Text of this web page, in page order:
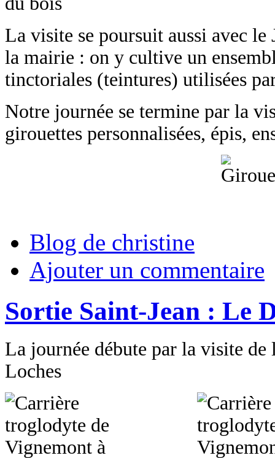
La visite se poursuit aussi avec le
la mairie : on y cultive un
tinctoriales (teintures) utilisées
Notre journée se termine par la
girouettes personnalisées, épis,
Blog de christine
Ajouter un commentaire
Sortie Saint-Jean : Le
La journée débute par la visite
Loches